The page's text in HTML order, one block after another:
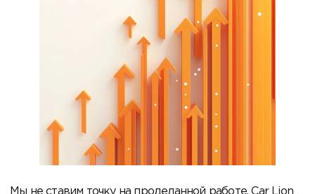
Мы не ставим точку на проделанной работе. Car Lion